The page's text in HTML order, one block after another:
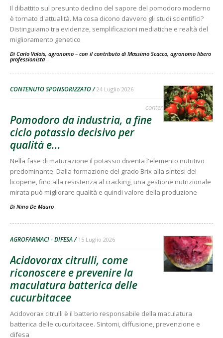
Il dibattito sul presunto declino del sapore del pomodoro moderno
è tornato d'attualità. Ma cosa dicono davvero gli studi scientifici?
Distinguiamo tra evidenze, semplificazioni mediatiche e realtà del
miglioramento genetico
Di Carlo Valois, agronomo – con il contributo di Massimo Scacco, agronomo libero
professionista -
CONTENUTO SPONSORIZZATO 24 Luglio 2026
contenuto sponsorizzato
Pomodoro da industria, a fine
ciclo potassio decisivo per
qualità e...
Nella fase di maturazione il potassio diventa l'elemento nutritivo
predominante. Dalla formazione del grado Brix alla sintesi del
licopene, fino alla resistenza al cracking, una gestione nutrizionale
mirata può migliorare qualità e quindi valore della produzione
Di Nino De Mauro
AGROFARMACI - DIFESA 15 Luglio 2026
Acidovorax citrulli, come
riconoscere e prevenire la
maculatura batterica delle
cucurbitacee
Acidovorax citrulli è il batterio responsabile della maculatura
batterica delle cucurbitacee. Sintomi, diffusione, prevenzione e
difesa